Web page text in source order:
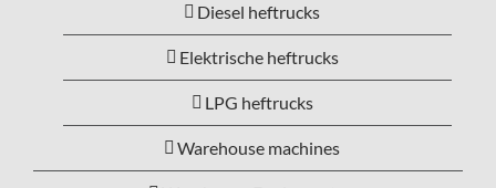
Diesel heftrucks
Elektrische heftrucks
LPG heftrucks
Warehouse machines